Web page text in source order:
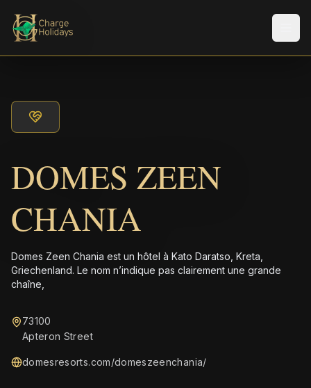
DOMES ZEEN
CHANIA
Domes Zeen Chania est un hôtel à Kato Daratso, Kreta,
Griechenland. Le nom n’indique pas clairement une grande
chaîne,
73100
Apteron Street
domesresorts.com/domeszeenchania/